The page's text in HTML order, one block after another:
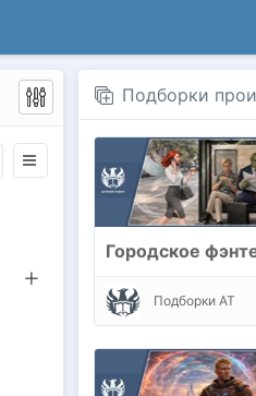
Подборки
Городское
Подборки АТ